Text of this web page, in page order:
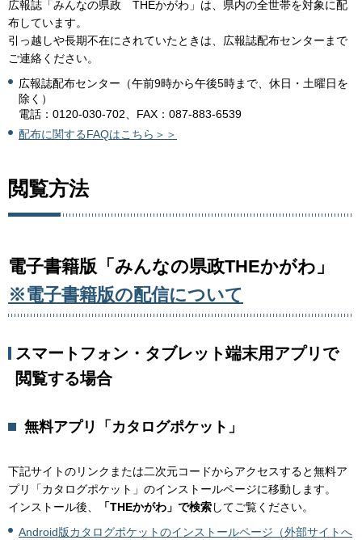
広報誌「みんなの県政 THEかがわ」は、県内の全世帯を対象に配
布しています。
引っ越しや長期不在にされていたときは、広報誌配布センターまで
ご連絡ください。
広報誌配布センター（午前9時から午後5時まで、休日・土曜日を
除く）
電話：0120-030-702、FAX：087-883-6539
配布に関するFAQはこちら＞＞
閲覧方法
電子書籍版「みんなの県政THEかがわ」
※電子書籍版の配信について
スマートフォン・タブレット端末用アプリで
閲覧する場合
無料アプリ「カタログポケット」
下記サイトのリンクまたは二次元コードからアクセスすると無料ア
プリ「カタログポケット」のインストールページに移動します。
インストール後、
「THEかがわ」で検索してご覧ください。
Android版カタログポケットのインストールページ（外部サイトへ